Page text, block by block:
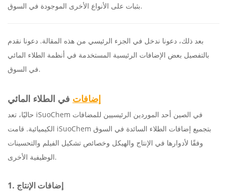
بثبات على الأنواع الأخرى الموجودة في السوق.
بعد ذلك، دعونا ندخل في الجزء الرئيسي من هذه المقالة. دعونا نقدم
بالتفصيل بعض الإضافات الرئيسية المستخدمة في أنظمة الطلاء المائي
في السوق.
إضافات في الطلاء المائي
حاليًا، تعد iSuoChem في الصين أحد الموردين الرئيسيين للمضافات
الكيميائية. قامت iSuoChem بتجميع إضافات الطلاء السائدة في السوق
وفقًا لأدوارها في الإنتاج والهيكل وخصائص تشكيل الفيلم والتحسينات
الوظيفية الأخرى.
1. إضافات الإنتاج